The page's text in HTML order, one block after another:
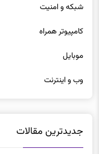
شبكه و امنيت
كامپيوتر همراه
موبايل
وب و اينترنت
جدیدترین مقالات